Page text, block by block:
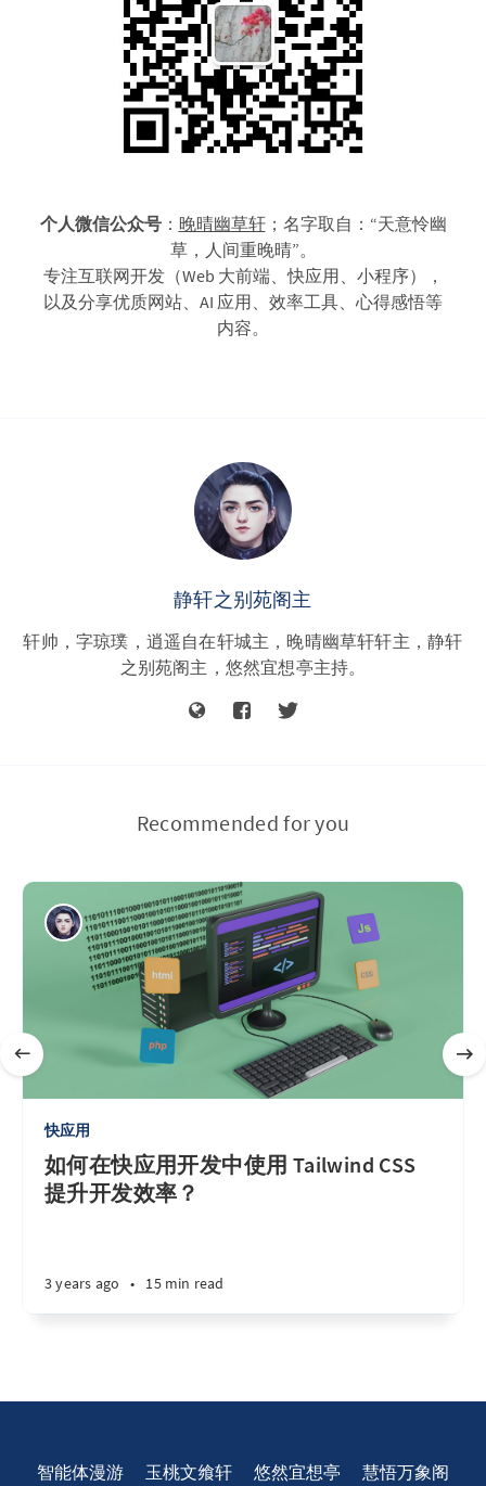
个人微信公众号： 晚晴幽草轩；名字取自：“天意怜幽
草，人间重晚晴”。
专注互联网开发（Web 大前端、快应用、小程序），
以及分享优质网站、AI 应用、效率工具、心得感悟等
内容。
静轩之别苑阁主
轩帅，字琼璞，逍遥自在轩城主，晚晴幽草轩轩主，静轩
之别苑阁主，悠然宜想亭主持。
Recommended for you
快应用
如何在快应用开发中使用 Tailwind CSS
提升开发效率？
3 years ago • 15 min read
智能体漫游 玉桃文飨轩 悠然宜想亭 慧悟万象阁